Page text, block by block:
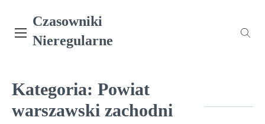
content
Czasowniki
Nieregularne
Kategoria: Powiat
warszawski zachodni